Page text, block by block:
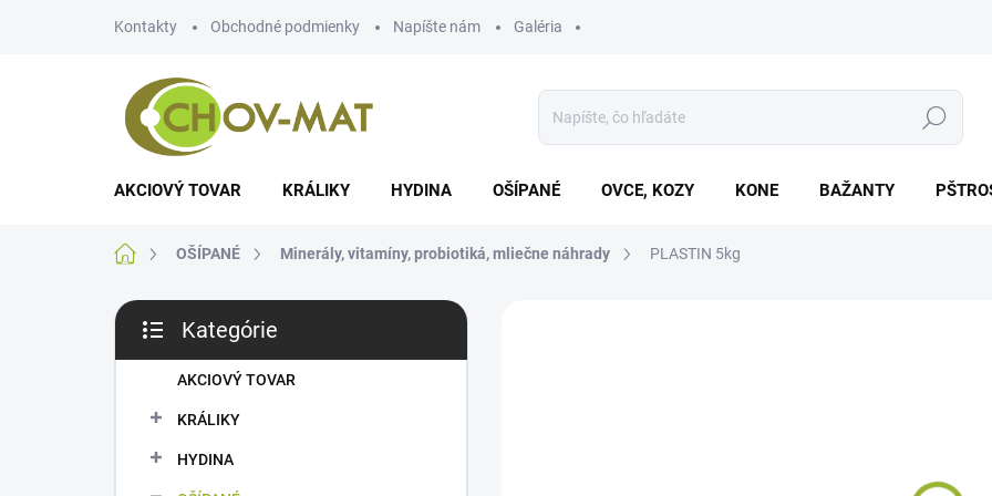
Kontakty Obchodné podmienky Napíšte nám Galéria
Hľadať
AKCIOVÝ TOVAR KRÁLIKY HYDINA OŠÍPANÉ OVCE, KOZY KONE BAŽANTY
DomovOŠÍPANÉ Minerály, vitamíny, probiotiká, mliečne náhrady PLASTIN 5kg
B
č
kategórie
Kategórie
AKCIOVÝ TOVAR
KRÁLIKY
HYDINA